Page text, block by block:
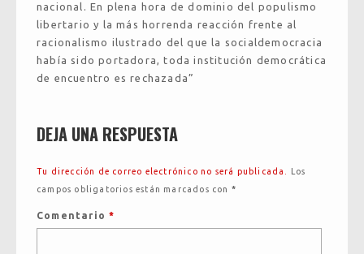
nacional. En plena hora de dominio del populismo
libertario y la más horrenda reacción frente al
racionalismo ilustrado del que la socialdemocracia
había sido portadora, toda institución democrática
de encuentro es rechazada”
DEJA UNA RESPUESTA
Tu dirección de correo electrónico no será publicada.
Los
campos obligatorios están marcados con *
Comentario*